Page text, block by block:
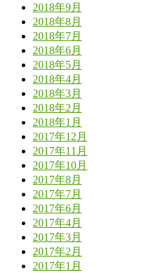
2018年9月
2018年8月
2018年7月
2018年6月
2018年5月
2018年4月
2018年3月
2018年2月
2018年1月
2017年12月
2017年11月
2017年10月
2017年8月
2017年7月
2017年6月
2017年4月
2017年3月
2017年2月
2017年1月